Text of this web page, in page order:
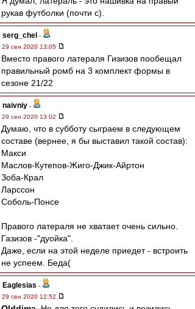
рукав футболки (почти с).
serg_chel -
29 сен 2020 13:05
Вместо правого латераля Гизизов пообещал
правильный ромб на 3 комплект формы в
сезоне 21/22
naivniy -
29 сен 2020 13:02
Думаю, что в субботу сыграем в следующем
составе (вернее, я бы выставил такой состав):
Макси
Маслов-Кутепов-Жиго-Джик-Айртон
Зоба-Крал
Ларссон
Соболь-Понсе
Правого латераля не хватает очень сильно.
Газизов -"дуойка".
Даже, если на этой неделе приедет - встроить
не успеем. Беда(
Eaglesias -
29 сен 2020 12:52